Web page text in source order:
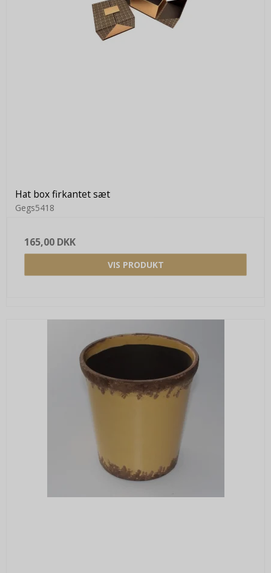
Hat box firkantet sæt
Gegs5418
165,00 DKK
VIS PRODUKT